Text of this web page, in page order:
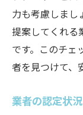
資格
地域で評
地域
地元
地域
力も考慮しまし
提案してくれる
です。このチェ
者を見つけて、
業者の認定状